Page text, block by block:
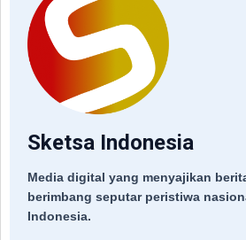
Sketsa Indonesia
Media digital yang menyajikan
berimbang seputar peristiwa
Indonesia.